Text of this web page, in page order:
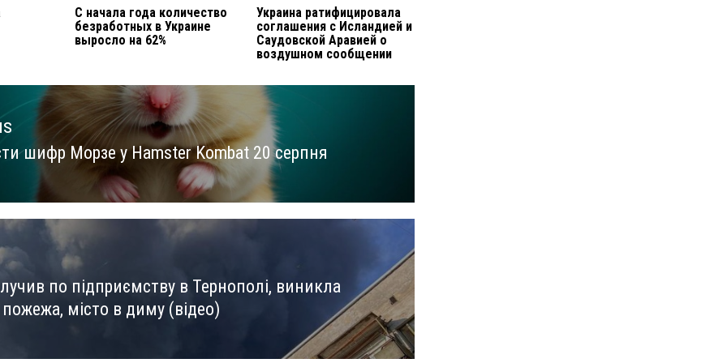
С начала года количество
безработных в Украине
выросло на 62%
Украина ратифицировала
соглашения с Исландией и
Саудовской Аравией о
воздушном сообщении
шифр Морзе у Hamster Kombat 20 серпня
по підприємству в Тернополі, виникла
місто в диму (відео)